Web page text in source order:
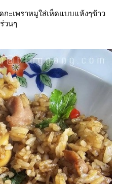
กะเพราหมูใส่เห็ดแบบแห้งๆข้าว
ร่วนๆ